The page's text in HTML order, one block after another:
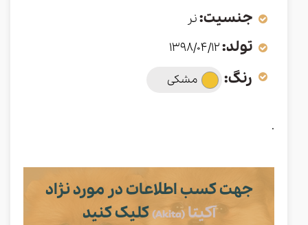
جنسیت:نر
تولد:1398/04/12
رنگ: مشکی
.
جهت کسب اطلاعات در مورد نژاد
آکیتا(Akita) کلیک کنید